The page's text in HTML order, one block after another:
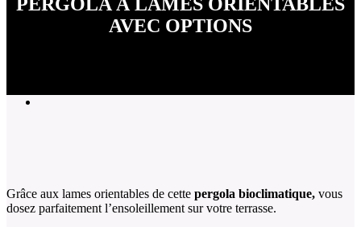
AVEC OPTIONS
Grâce aux lames orientables de cette pergola bioclimatique, vous
dosez parfaitement l’ensoleillement sur votre terrasse.